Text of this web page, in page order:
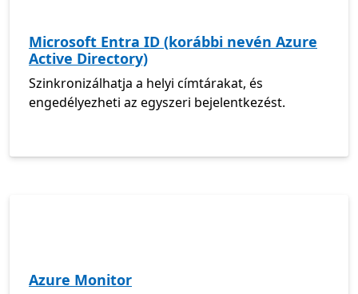
Microsoft Entra ID (korábbi nevén Azure
Active Directory)
Szinkronizálhatja a helyi címtárakat, és
engedélyezheti az egyszeri bejelentkezést.
Azure Monitor